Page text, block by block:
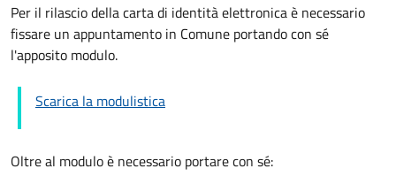
Per il rilascio della carta di identità elettronica è necessario
fissare un appuntamento in Comune portando con sé
l'apposito modulo.
Scarica la modulistica
Oltre al modulo è necessario portare con sé: